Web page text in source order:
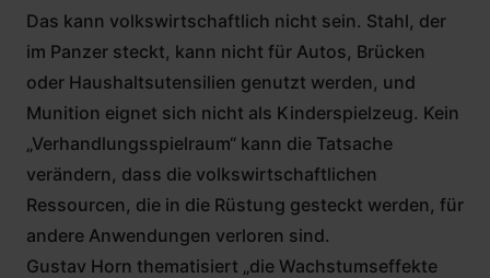
Das kann volkswirtschaftlich nicht sein. Stahl, der
im Panzer steckt, kann nicht für Autos, Brücken
oder Haushaltsutensilien genutzt werden, und
Munition eignet sich nicht als Kinderspielzeug. Kein
„Verhandlungsspielraum“ kann die Tatsache
verändern, dass die volkswirtschaftlichen
Ressourcen, die in die Rüstung gesteckt werden, für
andere Anwendungen verloren sind.
Gustav Horn thematisiert „die Wachstumseffekte